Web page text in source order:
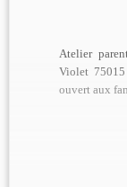
Atelier
Violet 75015
ouvert aux